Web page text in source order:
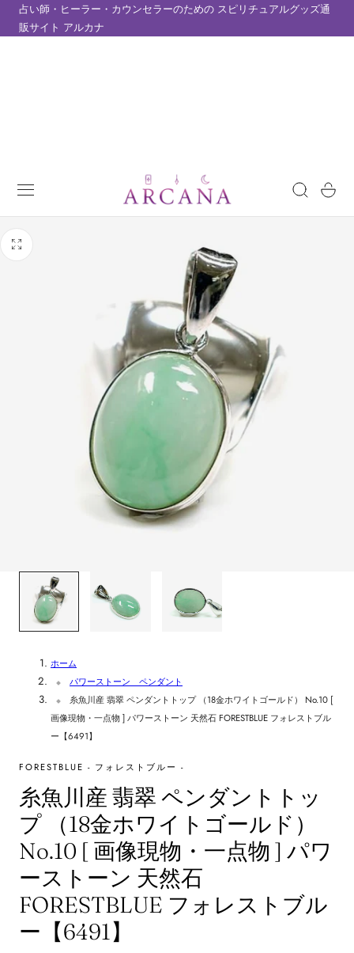
ツにスキップ
占い師・ヒーラー・カウンセラーのための スピリチュアルグッズ通
販サイト アルカナ
ー
ホーム
パワーストーン ペンダント
糸魚川産 翡翠 ペンダントトップ （18金ホワイトゴールド） No.10 [
画像現物・一点物 ] パワーストーン 天然石 FORESTBLUE フォレストブル
ー【6491】
FORESTBLUE - フォレストブルー -
糸魚川産 翡翠 ペンダントトッ
プ （18金ホワイトゴールド）
No.10 [ 画像現物・一点物 ] パワ
ーストーン 天然石
FORESTBLUE フォレストブル
ー【6491】